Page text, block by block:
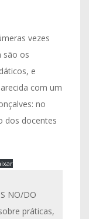
vezes
são os
e
com um
no
dos docentes
NO/DO
práticas,